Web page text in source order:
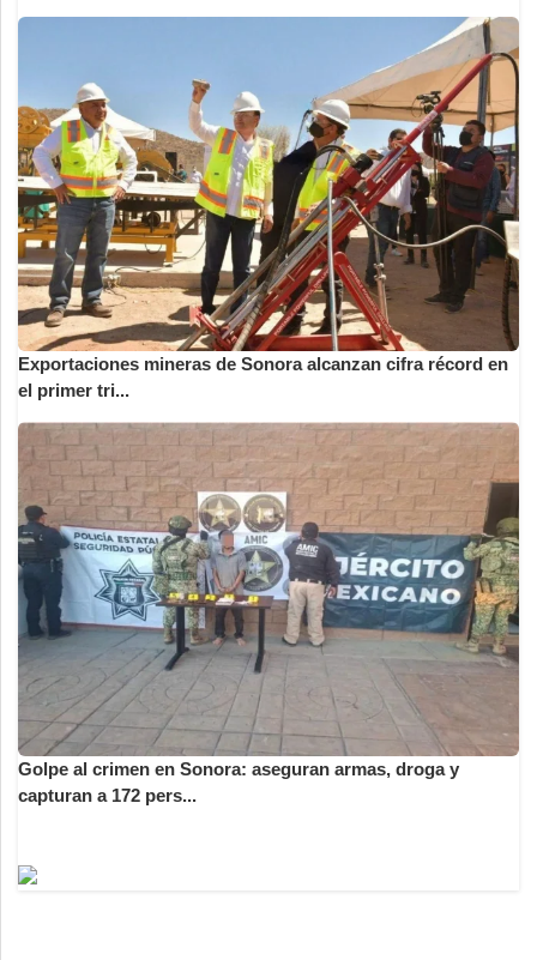
Exportaciones mineras de Sonora alcanzan cifra récord en
el primer tri...
Golpe al crimen en Sonora: aseguran armas, droga y
capturan a 172 pers...